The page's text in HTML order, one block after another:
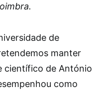
de
manter
científico de António
como